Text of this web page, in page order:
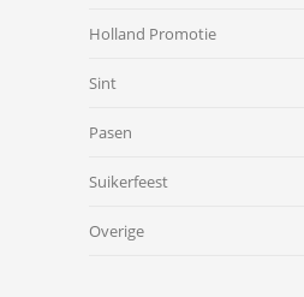
Holland Promotie
Sint
Pasen
Suikerfeest
Overige